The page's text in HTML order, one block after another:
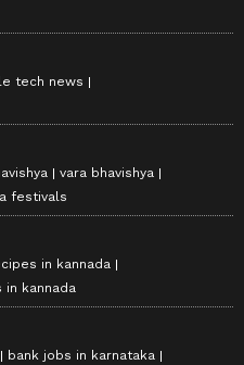
tech news
vara bhavishya
festivals
in kannada
in kannada
bank jobs in karnataka